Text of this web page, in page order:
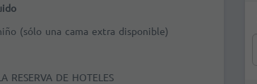
(sólo una cama extra disponible)
RESERVA DE HOTELES